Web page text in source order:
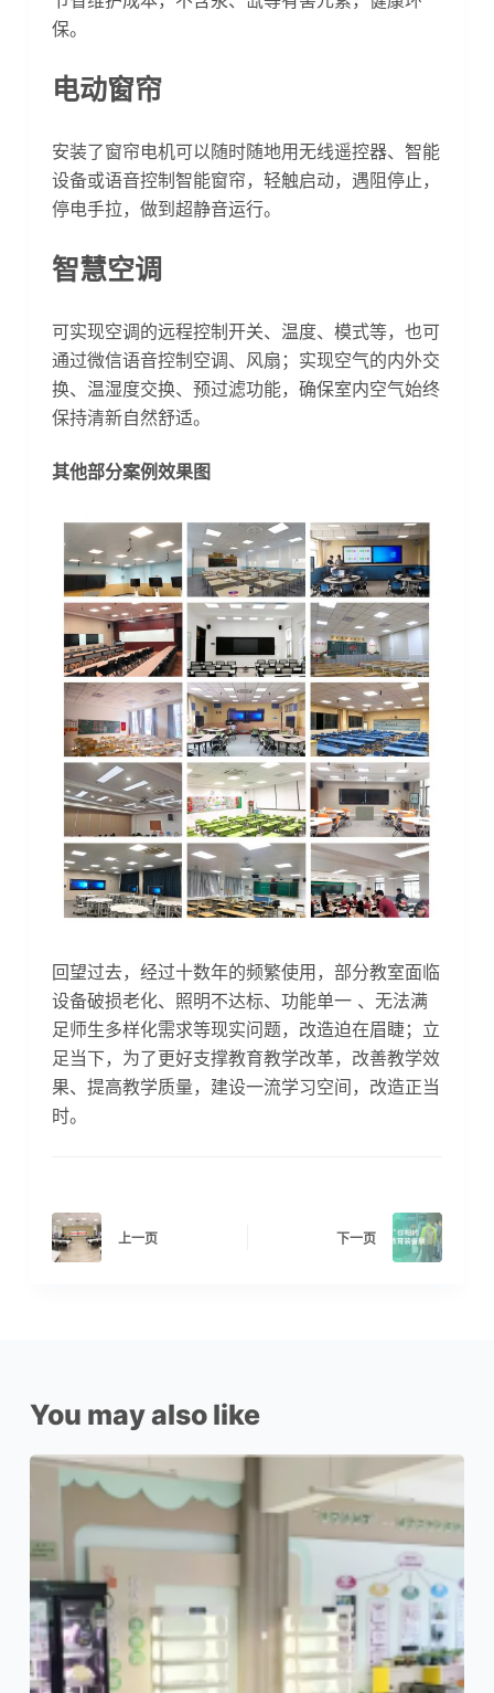
保。
电动窗帘
安装了窗帘电机可以随时随地用无线遥控器、智能
设备或语音控制智能窗帘，轻触启动，遇阻停止，
停电手拉，做到超静音运行。
智慧空调
可实现空调的远程控制开关、温度、模式等，也可
通过微信语音控制空调、风扇；实现空气的内外交
换、温湿度交换、预过滤功能，确保室内空气始终
保持清新自然舒适。
其他部分案例效果图
回望过去，经过十数年的频繁使用，部分教室面临
设备破损老化、照明不达标、功能单一 、无法满
足师生多样化需求等现实问题，改造迫在眉睫；立
足当下，为了更好支撑教育教学改革，改善教学效
果、提高教学质量，建设一流学习空间，改造正当
时。
上一页 下一页
You may also like